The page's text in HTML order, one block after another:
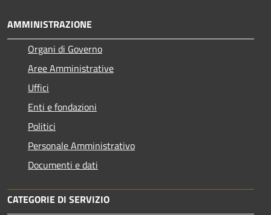
AMMINISTRAZIONE
Organi di Governo
Aree Amministrative
Uffici
Enti e fondazioni
Politici
Personale Amministrativo
Documenti e dati
CATEGORIE DI SERVIZIO